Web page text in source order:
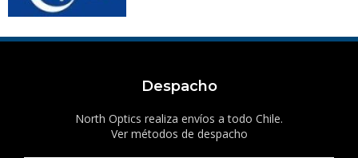
Despacho
North Optics realiza envíos a todo Chile.
Ver métodos de despacho